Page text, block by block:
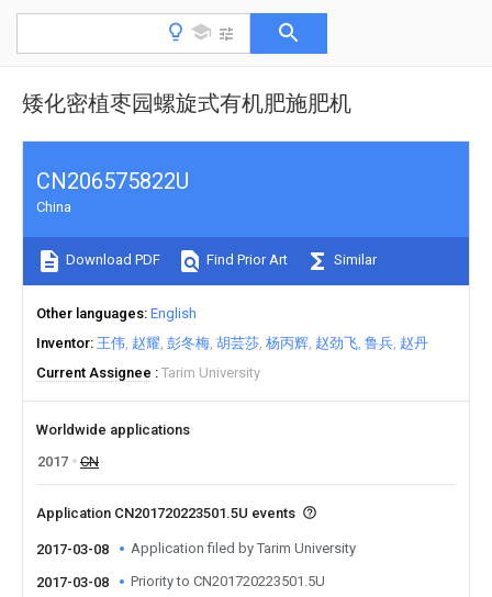
矮化密植枣园螺旋式有机肥施肥机
CN206575822U
China
Download PDF Find Prior Art Similar
Other languages English
Inventor 王伟 赵耀 彭冬梅 胡芸莎 杨丙辉 赵劲飞 鲁兵 赵丹
Current Assignee
Tarim University
Worldwide applications
2017
CN
Application CN201720223501.5U events
2017-03-08 Application filed by Tarim University
2017-03-08 Priority to CN201720223501.5U